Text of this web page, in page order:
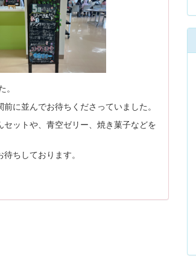
に並んでお待ちくださっていました。
ットや、青空ゼリー、焼き菓子などを
ちしております。